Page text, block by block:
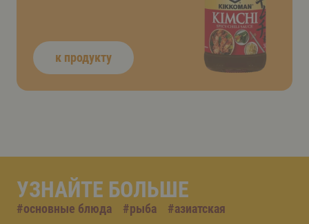
к продукту
УЗНАЙТЕ БОЛЬШЕ
#основные блюда #рыба #азиатская